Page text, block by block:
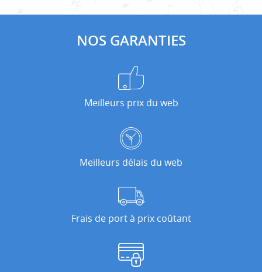
NOS GARANTIES
Meilleurs prix du web
Meilleurs délais du web
Frais de port à prix coûtant